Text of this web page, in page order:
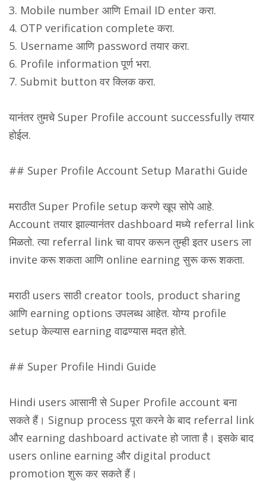
3. Mobile number आणि Email ID enter करा.
4. OTP verification complete करा.
5. Username आणि password तयार करा.
6. Profile information पूर्ण भरा.
7. Submit button वर क्लिक करा.
यानंतर तुमचे Super Profile account successfully तयार
होईल.
## Super Profile Account Setup Marathi Guide
मराठीत Super Profile setup करणे खूप सोपे आहे.
Account तयार झाल्यानंतर dashboard मध्ये referral link
मिळतो. त्या referral link चा वापर करून तुम्ही इतर users ला
invite करू शकता आणि online earning सुरू करू शकता.
मराठी users साठी creator tools, product sharing
आणि earning options उपलब्ध आहेत. योग्य profile
setup केल्यास earning वाढण्यास मदत होते.
## Super Profile Hindi Guide
Hindi users आसानी से Super Profile account बना
सकते हैं। Signup process पूरा करने के बाद referral link
और earning dashboard activate हो जाता है। इसके बाद
users online earning और digital product
promotion शुरू कर सकते हैं।